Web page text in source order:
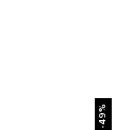
-49%